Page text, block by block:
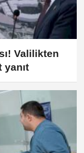
Valilikten
yanıt